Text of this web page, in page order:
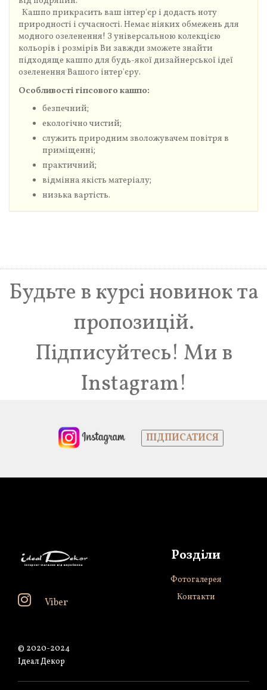
Кашпо прикрасить ваш інтер'єр і додасть ноту
природності і сучасності. Немає ніяких обмежень для
модного озеленення! З універсальною колекцією
кольорів і розмірів Ви завжди зможете знайти
підходяще кашпо для будь-якої дизайнерської ідеї
озеленення Вашого інтер'єру.
Особливості гіпсового кашпо:
безпечний;
екологічно чистий;
служить природним зволожувачем повітря в
приміщенні;
практичний;
відмінна якість матеріалу;
низька вартість.
Будьте в курсі новинок та
пропозицій.
Підписуйтесь! Ми в
Instagram!
Viber
© 2020-2024
Ідеал Декор
Розділи
Фотогалерея
Контакти